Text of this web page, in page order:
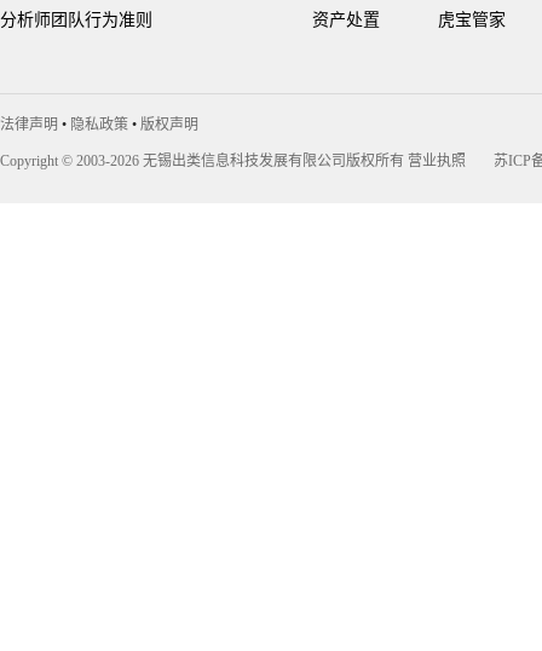
分析师团队行为准则
资产处置
虎宝管家
法律声明 • 隐私政策 • 版权声明
Copyright © 2003-2026 无锡出类信息科技发展有限公司版权所有 营业执照 苏ICP